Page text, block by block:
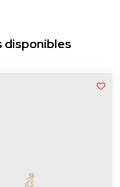
disponibles